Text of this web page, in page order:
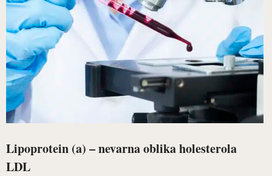
Lipoprotein (a) – nevarna oblika holesterola
LDL